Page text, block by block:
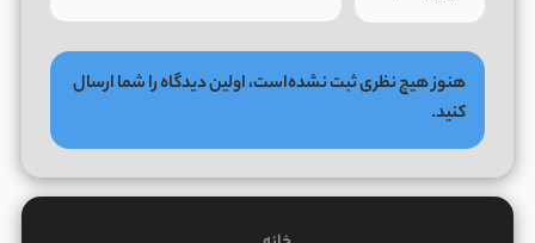
هنوز هیچ نظری ثبت نشده‌است، اولین دیدگاه را شما ارسال
کنید.